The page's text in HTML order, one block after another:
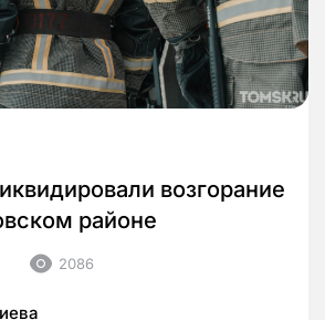
возгорание
районе
2086